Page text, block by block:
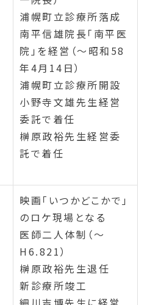
浦幌町立診療所落成
南平信雄院長「南平医
院」を経営（～昭和58
年4月14日）
浦幌町立診療所開設
小野寺文雄先生経営
委託で着任
榊原政裕先生経営委
託で着任
映画「いつかどこかで」
のロケ現場となる
医師二人体制（～
H6.821）
榊原政裕先生退任
新診療所竣工